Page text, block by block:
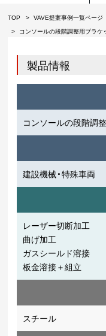
TOP VAVE提案事例一覧ページ
コンソールの段階調整用ブラケ
製品情報
コンソールの段階調
建設機械・特殊車両
レーザー切断加工
曲げ加工
ガスシールド溶接
板金溶接＋組立
スチール